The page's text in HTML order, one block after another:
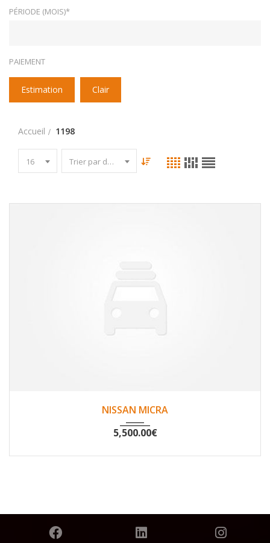
PÉRIODE (MOIS)*
PAIEMENT
Estimation Clair
Accueil 1198
16 Trier par date
NISSAN MICRA
5,500.00€